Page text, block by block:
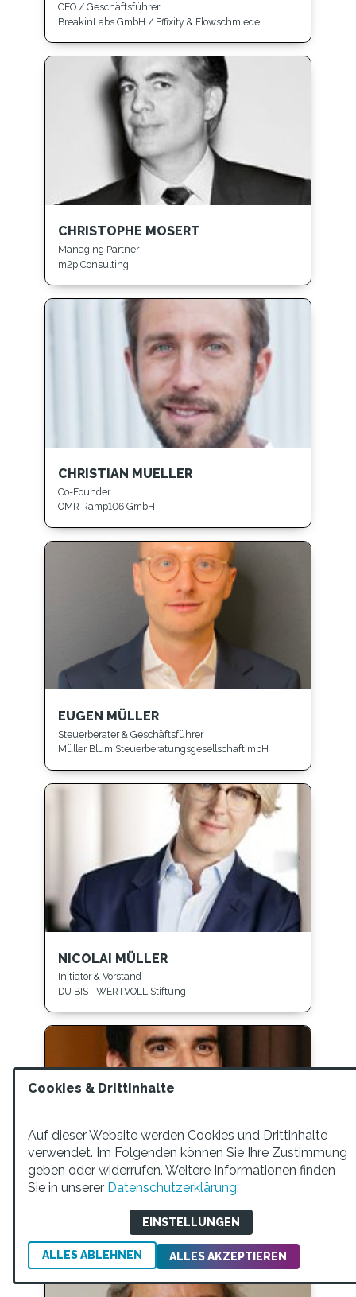
CEO / Geschäftsführer
BreakinLabs GmbH / Effixity & Flowschmiede
CHRISTOPHE MOSERT
Managing Partner
m2p Consulting
CHRISTIAN MUELLER
Co-Founder
OMR Ramp106 GmbH
EUGEN MÜLLER
Steuerberater & Geschäftsführer
Müller Blum Steuerberatungsgesellschaft mbH
NICOLAI MÜLLER
Initiator & Vorstand
DU BIST WERTVOLL Stiftung
Cookies & Drittinhalte
Auf dieser Website werden Cookies und Drittinhalte
verwendet. Im Folgenden können Sie Ihre Zustimmung
geben oder widerrufen. Weitere Informationen finden
Sie in unserer Datenschutzerklärung.
EINSTELLUNGEN
ALLES ABLEHNEN ALLES AKZEPTIEREN